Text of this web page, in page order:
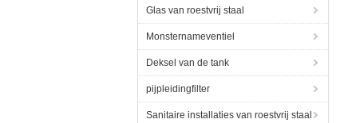
Glas van roestvrij staal
Monsternameventiel
Deksel van de tank
pijpleidingfilter
Sanitaire installaties van roestvrij staal